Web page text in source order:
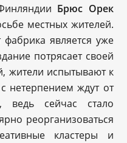
Брюс Орек
местных жителей.
является уже
потрясает своей
жители испытывают к
нетерпением ждут от
ведь сейчас стало
реорганизоваться
кластеры и